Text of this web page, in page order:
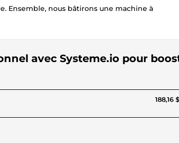
Ensemble, nous bâtirons une machine à
avec Systeme.io pour
188,16